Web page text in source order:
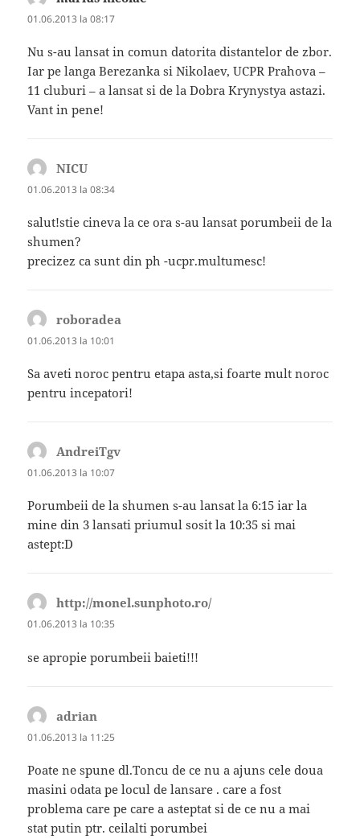
01.06.2013 la 08:17
Nu s-au lansat in comun datorita distantelor de zbor.
Iar pe langa Berezanka si Nikolaev, UCPR Prahova –
11 cluburi – a lansat si de la Dobra Krynystya astazi.
Vant in pene!
NICU
01.06.2013 la 08:34
salut!stie cineva la ce ora s-au lansat porumbeii de la
shumen?
precizez ca sunt din ph -ucpr.multumesc!
roboradea
01.06.2013 la 10:01
Sa aveti noroc pentru etapa asta,si foarte mult noroc
pentru incepatori!
AndreiTgv
01.06.2013 la 10:07
Porumbeii de la shumen s-au lansat la 6:15 iar la
mine din 3 lansati priumul sosit la 10:35 si mai
astept:D
http://monel.sunphoto.ro/spune:
01.06.2013 la 10:35
se apropie porumbeii baieti!!!
adrian
01.06.2013 la 11:25
Poate ne spune dl.Toncu de ce nu a ajuns cele doua
masini odata pe locul de lansare . care a fost
problema care pe care a asteptat si de ce nu a mai
stat putin ptr. ceilalti porumbei